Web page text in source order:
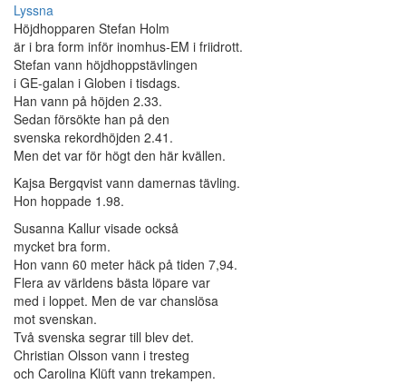
Lyssna
Höjdhopparen Stefan Holm
är i bra form inför inomhus-EM i friidrott.
Stefan vann höjdhoppstävlingen
i GE-galan i Globen i tisdags.
Han vann på höjden 2.33.
Sedan försökte han på den
svenska rekordhöjden 2.41.
Men det var för högt den här kvällen.
Kajsa Bergqvist vann damernas tävling.
Hon hoppade 1.98.
Susanna Kallur visade också
mycket bra form.
Hon vann 60 meter häck på tiden 7,94.
Flera av världens bästa löpare var
med i loppet. Men de var chanslösa
mot svenskan.
Två svenska segrar till blev det.
Christian Olsson vann i tresteg
och Carolina Klüft vann trekampen.